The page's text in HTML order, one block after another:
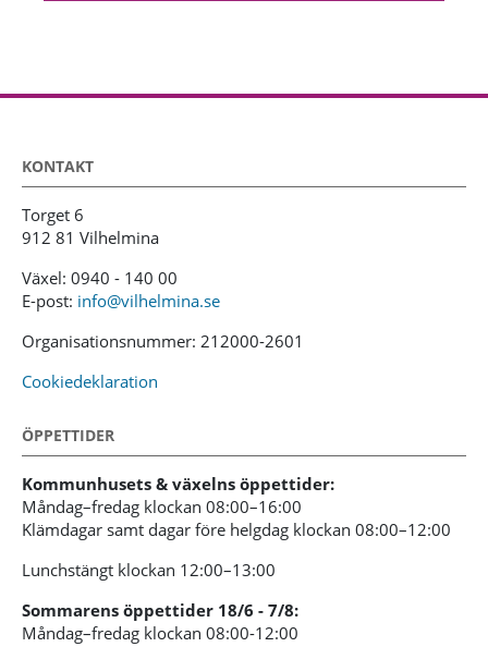
KONTAKT
Torget 6
912 81 Vilhelmina
Växel: 0940 - 140 00
E-post: info@vilhelmina.se
Organisationsnummer: 212000-2601
Cookiedeklaration
ÖPPETTIDER
Kommunhusets & växelns öppettider:
Måndag–fredag klockan 08:00–16:00
Klämdagar samt dagar före helgdag klockan 08:00–12:00
Lunchstängt klockan 12:00–13:00
Sommarens öppettider 18/6 - 7/8:
Måndag–fredag klockan 08:00-12:00